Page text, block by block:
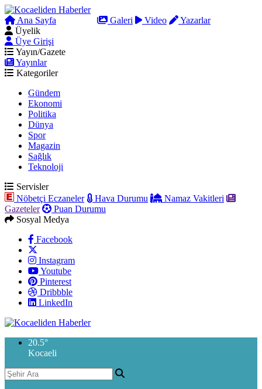
Ana Sayfa Galeri Video
Yazarlar
Üyelik
Üye Girişi
Yayın/Gazete
Yayınlar
Kategoriler
Gündem
Ekonomi
Politika
Dünya
Spor
Magazin
Sağlık
Teknoloji
Servisler
Nöbetçi Eczaneler
Hava Durumu
Namaz Vakitleri
Gazeteler
Puan Durumu
Sosyal Medya
Facebook
Instagram
Youtube
Pinterest
Dribbble
LinkedIn
20.5°
Kocaeli